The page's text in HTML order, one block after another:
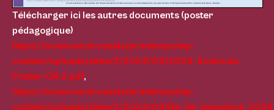
Télécharger ici les autres documents (poster
pédagogique)
https://sciences.brussels/printemps/wp-
content/uploads/sites/2/2024/03/2024-Sciences-
Poster-CR.2.pdf,
https://sciences.brussels/printemps/wp-
content/uploads/sites/2/2024/03/